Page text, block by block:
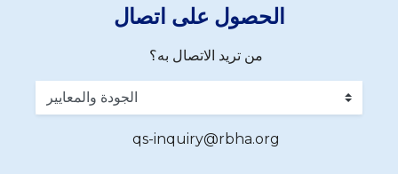
الحصول على اتصال
من تريد الاتصال به؟
qs-inquiry@rbha.org